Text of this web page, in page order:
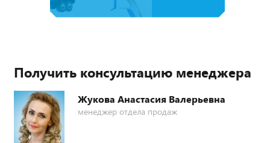
Получить консультацию менеджера
Жукова Анастасия Валерьевна
менеджер отдела продаж